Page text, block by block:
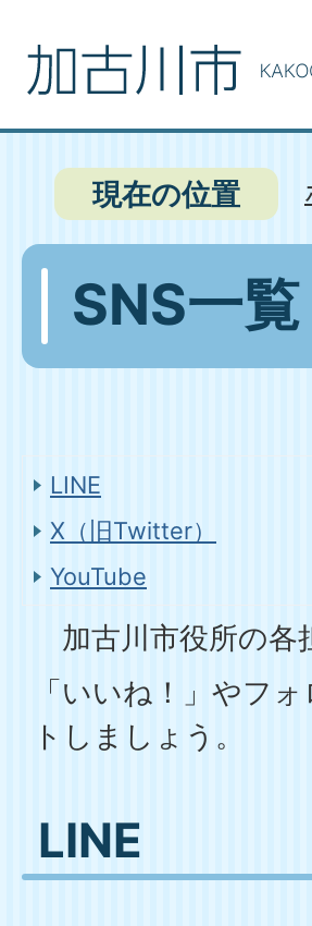
現在の位置
SNS一覧
LINE
X（旧Twitter）
YouTube
加古川市役所の各
「いいね！」やフ
トしましょう。
LINE